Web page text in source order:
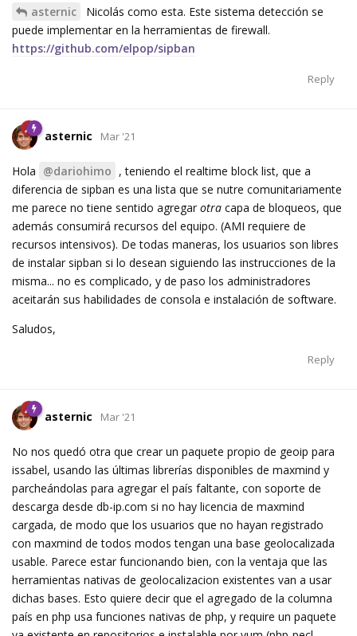
asternic
Nicolás como esta. Este sistema detección se
puede implementar en la herramientas de firewall.
https://github.com/elpop/sipban
Reply
asternic Mar '21
Hola @dariohimo , teniendo el realtime block list, que a
diferencia de sipban es una lista que se nutre comunitariamente
me parece no tiene sentido agregar otra capa de bloqueos, que
además consumirá recursos del equipo. (AMI requiere de
recursos intensivos). De todas maneras, los usuarios son libres
de instalar sipban si lo desean siguiendo las instrucciones de la
misma... no es complicado, y de paso los administradores
aceitarán sus habilidades de consola e instalación de software.
Saludos,
Reply
asternic Mar '21
No nos quedó otra que crear un paquete propio de geoip para
issabel, usando las últimas librerías disponibles de maxmind y
parcheándolas para agregar el país faltante, con soporte de
descarga desde db-ip.com si no hay licencia de maxmind
cargada, de modo que los usuarios que no hayan registrado
con maxmind de todos modos tengan una base geolocalizada
usable. Parece estar funcionando bien, con la ventaja que las
herramientas nativas de geolocalizacion existentes van a usar
dichas bases. Esto quiere decir que el agregado de la columna
país en php usa funciones nativas de php, y require un paquete